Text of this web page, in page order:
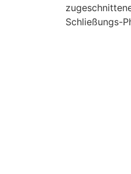
Schließungs-